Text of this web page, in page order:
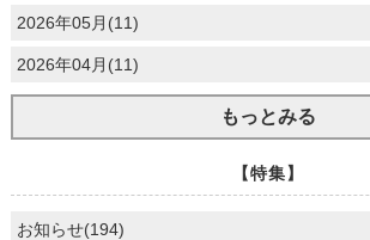
2026年05月(11)
2026年04月(11)
もっとみる
【特集】
お知らせ(194)